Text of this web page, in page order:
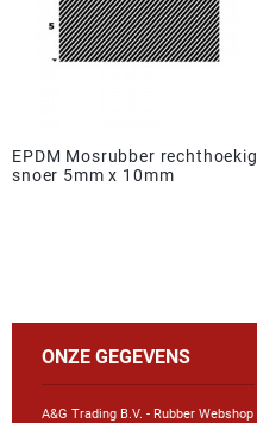
EPDM Mosrubber rechthoekig
snoer 5mm x 10mm
ONZE GEGEVENS
A&G Trading B.V. - Rubber Webshop